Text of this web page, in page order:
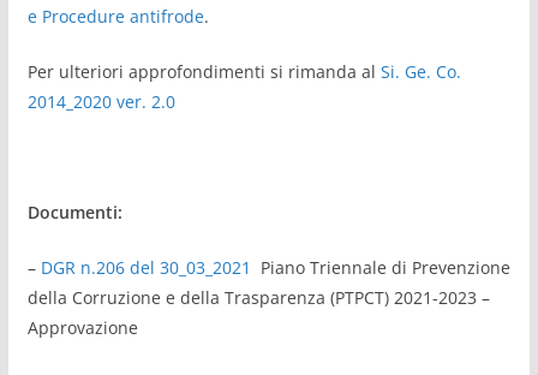
e Procedure antifrode.
Per ulteriori approfondimenti si rimanda al Si. Ge. Co.
2014_2020 ver. 2.0
Documenti:
– DGR n.206 del 30_03_2021
Piano Triennale di Prevenzione
della Corruzione e della Trasparenza (PTPCT) 2021-2023 –
Approvazione